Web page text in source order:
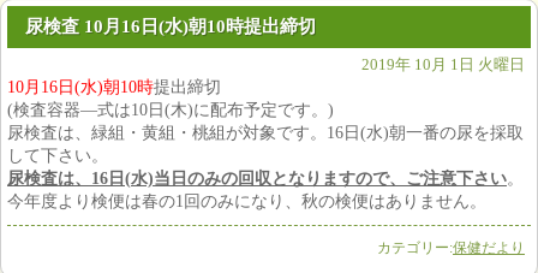
尿検査 10月16日(水)朝10時提出締切
2019年 10月 1日 火曜日
10月16日(水)朝10時提出締切
(検査容器―式は10日(木)に配布予定です。)
尿検査は、緑組・黄組・桃組が対象です。16日(水)朝一番の尿を採取
して下さい。
尿検査は、16 日(水)当日のみの回収となりますので、ご注意下さい。
今年度より検便は春の1回のみになり、秋の検便はありません。
カテゴリー:保健だより